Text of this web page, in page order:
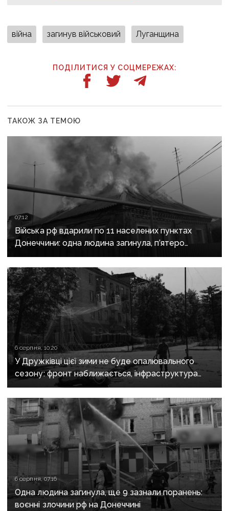
війна загинув військовий Луганщина
ПОДІЛИТИСЯ У СОЦМЕРЕЖАХ:
ТАКОЖ ЗА ТЕМОЮ
07:12
Війська рф вдарили по 11 населених пунктах
Донеччини: одна людина загинула, п’ятеро
поранені
6 серпня, 10:20
У Дружківці цієї зими не буде опалювального
сезону: фронт наближається, інфраструктура
критично зруйнована
6 серпня, 07:16
Одна людина загинула, ще 9 зазнали поранень:
воєнні злочини рф на Донеччині